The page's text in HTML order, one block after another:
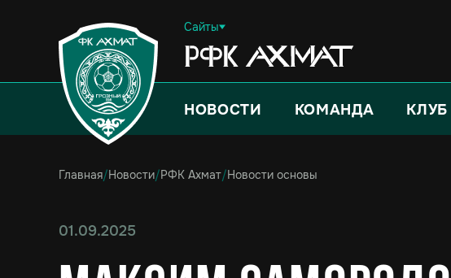
Сайты
НОВОСТИ КОМАНДА КЛУБ
Главная/Новости/РФК Ахмат/Новости основы
01.09.2025